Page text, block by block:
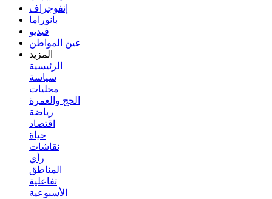
إنفوجراف
بانوراما
فيديو
عين المواطن
المزيد
الرئيسية
سياسة
محليات
الحج والعمرة
رياضة
اقتصاد
حياة
نقاشات
رأي
المناطق
تفاعلية
الأسبوعية